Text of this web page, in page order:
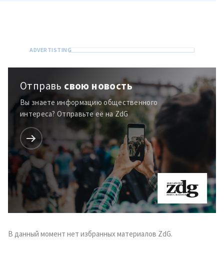
Отправь свою новость
Вы знаете информацию общественного
интереса? Отправьте её на ZdG
В данный момент нет избранных материалов ZdG.
Телефон+ Личный телефон
политикой
конфиденциальности
ОТПРАВИТЬ НОВОСТЬ